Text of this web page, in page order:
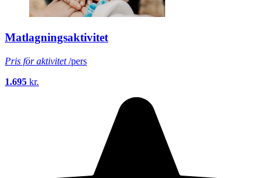
Matlagningsaktivitet
Pris för aktivitet/pers
1.695 kr.